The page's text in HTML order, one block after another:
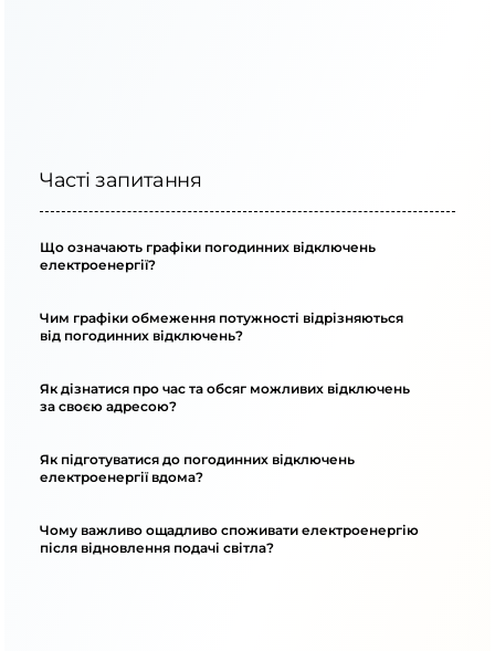
Часті запитання
Що означають графіки погодинних відключень
електроенергії?
Чим графіки обмеження потужності відрізняються
від погодинних відключень?
Як дізнатися про час та обсяг можливих відключень
за своєю адресою?
Як підготуватися до погодинних відключень
електроенергії вдома?
Чому важливо ощадливо споживати електроенергію
після відновлення подачі світла?